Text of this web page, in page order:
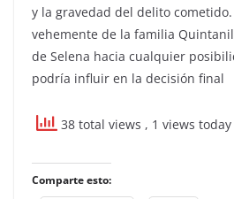
y la gravedad del delito
vehemente de la familia
de Selena hacia cualquier
podría influir en la decisión final
38 total views , 1 views today
Comparte esto: